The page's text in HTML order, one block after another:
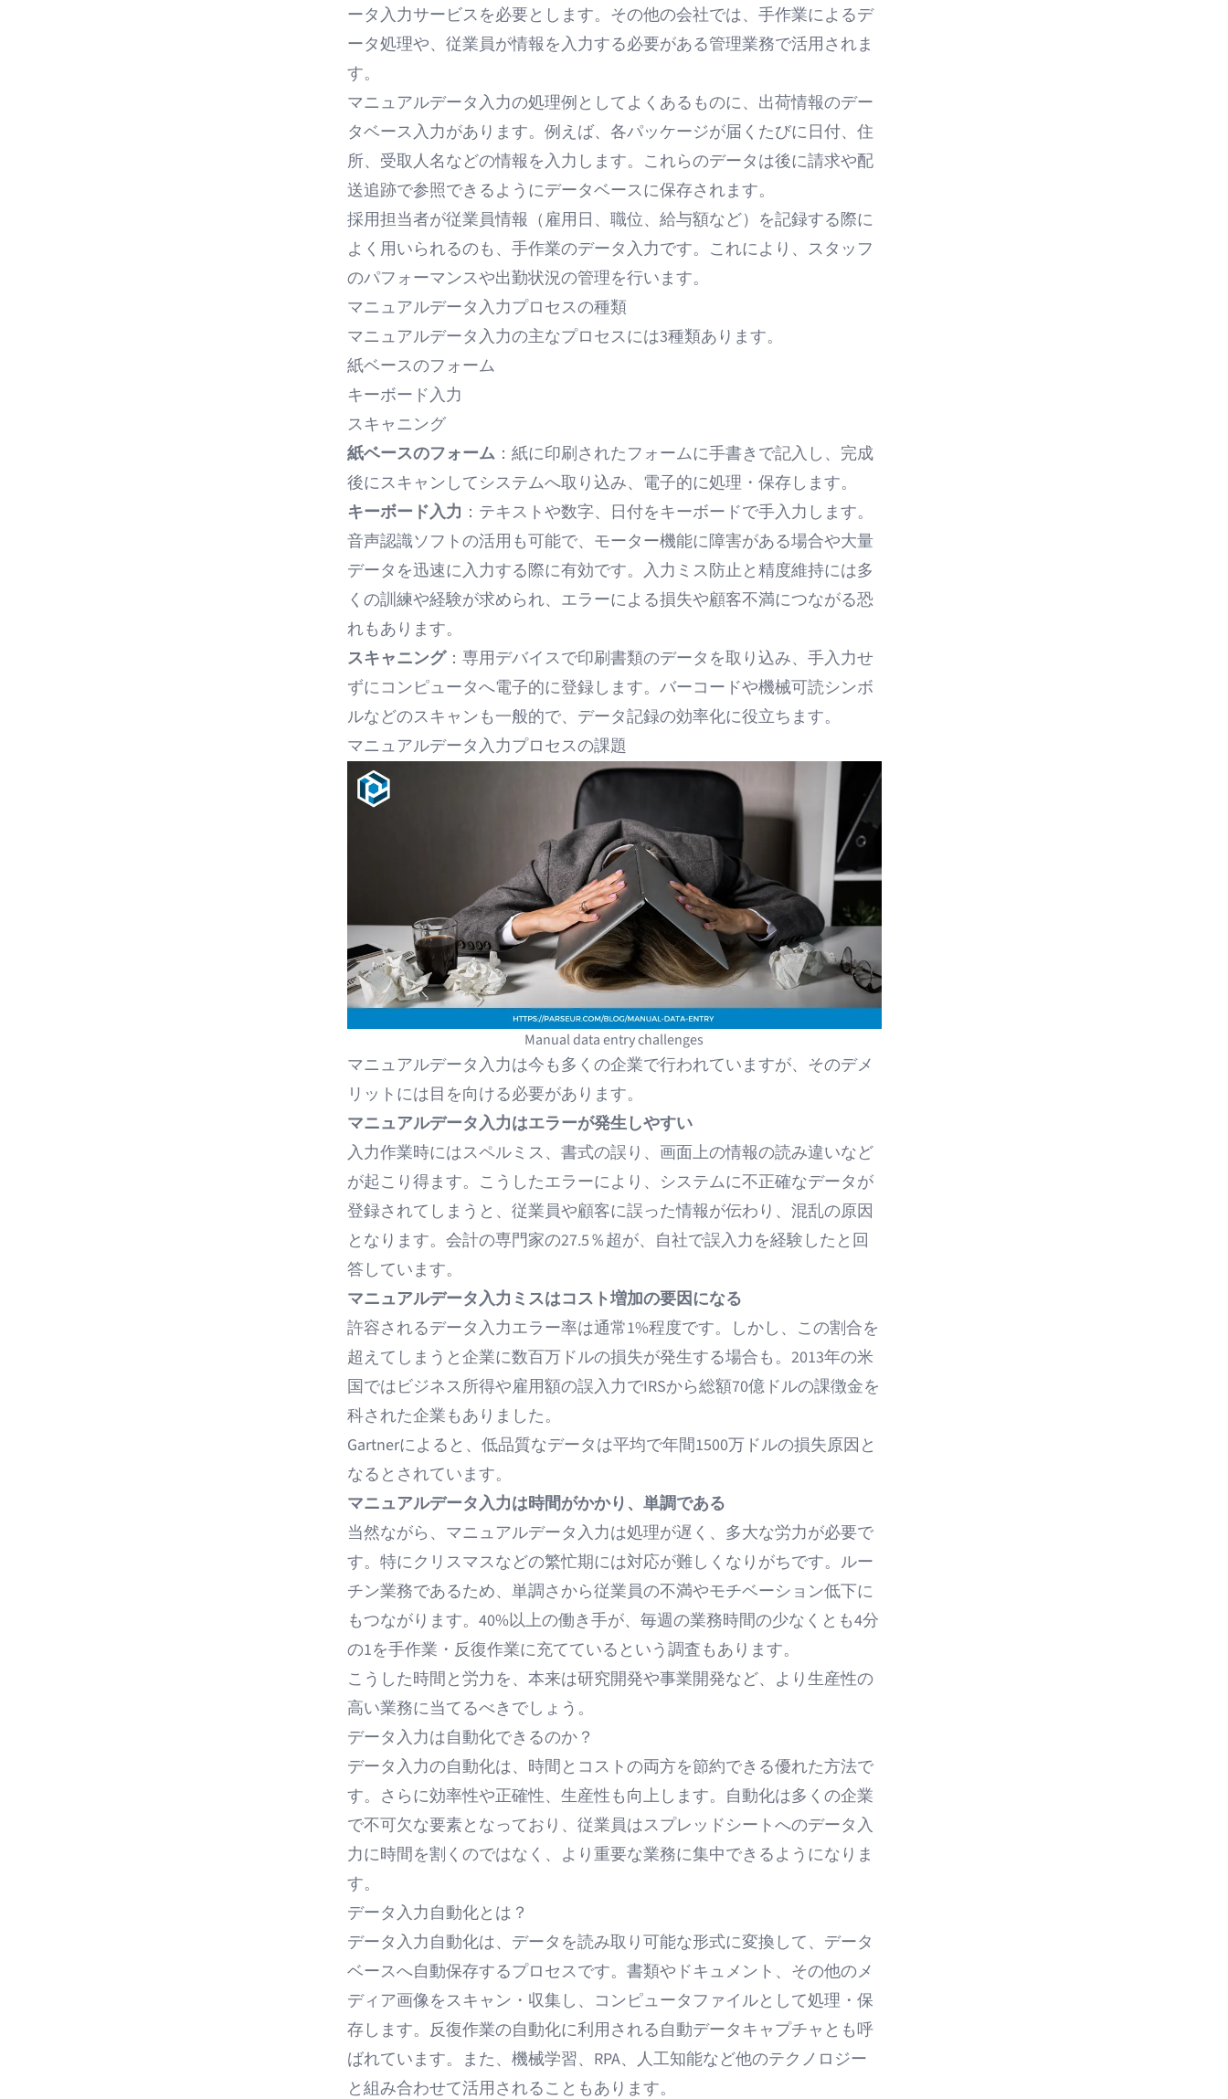
ータ入力サービスを必要とします。その他の会社では、手作業によるデ
ータ処理や、従業員が情報を入力する必要がある管理業務で活用されま
す。
マニュアルデータ入力の処理例としてよくあるものに、出荷情報のデー
タベース入力があります。例えば、各パッケージが届くたびに日付、住
所、受取人名などの情報を入力します。これらのデータは後に請求や配
送追跡で参照できるようにデータベースに保存されます。
採用担当者が従業員情報（雇用日、職位、給与額など）を記録する際に
よく用いられるのも、手作業のデータ入力です。これにより、スタッフ
のパフォーマンスや出勤状況の管理を行います。
マニュアルデータ入力プロセスの種類
マニュアルデータ入力の主なプロセスには3種類あります。
紙ベースのフォーム
キーボード入力
スキャニング
紙ベースのフォーム：紙に印刷されたフォームに手書きで記入し、完成
後にスキャンしてシステムへ取り込み、電子的に処理・保存します。
キーボード入力 ：テキストや数字、日付をキーボードで手入力します。
音声認識ソフトの活用も可能で、モーター機能に障害がある場合や大量
データを迅速に入力する際に有効です。入力ミス防止と精度維持には多
くの訓練や経験が求められ、エラーによる損失や顧客不満につながる恐
れもあります。
スキャニング：専用デバイスで印刷書類のデータを取り込み、手入力せ
ずにコンピュータへ電子的に登録します。バーコードや機械可読シンボ
ルなどのスキャンも一般的で、データ記録の効率化に役立ちます。
マニュアルデータ入力プロセスの課題
Manual data entry challenges
マニュアルデータ入力は今も多くの企業で行われていますが、そのデメ
リットには目を向ける必要があります。
マニュアルデータ入力はエラーが発生しやすい
入力作業時にはスペルミス、書式の誤り、画面上の情報の読み違いなど
が起こり得ます。こうしたエラーにより、システムに不正確なデータが
登録されてしまうと、従業員や顧客に誤った情報が伝わり、混乱の原因
となります。 会計の専門家の27.5％超が、自社で誤入力を経験した と回
答しています。
マニュアルデータ入力ミスはコスト増加の要因になる
許容されるデータ入力エラー率は通常1%程度です。しかし、この割合を
超えてしまうと企業に数百万ドルの損失が発生する場合も。2013年の米
国ではビジネス所得や雇用額の誤入力でIRSから総額70億ドルの課徴金を
科された企業もありました。
Gartnerによると、 低品質なデータは平均で年間1500万ドルの損失原因と
なる とされています。
マニュアルデータ入力は時間がかかり、単調である
当然ながら、マニュアルデータ入力は処理が遅く、多大な労力が必要で
す。特にクリスマスなどの繁忙期には対応が難しくなりがちです。ルー
チン業務であるため、単調さから従業員の不満やモチベーション低下に
もつながります。 40%以上の働き手が、毎週の業務時間の少なくとも4分
の1を手作業・反復作業に充てている という調査もあります。
こうした時間と労力を、本来は研究開発や事業開発など、より生産性の
高い業務に当てるべきでしょう。
データ入力は自動化できるのか？
データ入力の自動化は、時間とコストの両方を節約できる優れた方法で
す。さらに効率性や正確性、生産性も向上します。自動化は多くの企業
で不可欠な要素となっており、従業員はスプレッドシートへのデータ入
力に時間を割くのではなく、より重要な業務に集中できるようになりま
す。
データ入力自動化とは？
データ入力自動化は、データを読み取り可能な形式に変換して、データ
ベースへ自動保存するプロセスです。書類やドキュメント、その他のメ
ディア画像をスキャン・収集し、コンピュータファイルとして処理・保
存します。反復作業の自動化に利用される自動データキャプチャ とも呼
ばれています。また、機械学習、RPA、人工知能など他のテクノロジー
と組み合わせて活用されることもあります。